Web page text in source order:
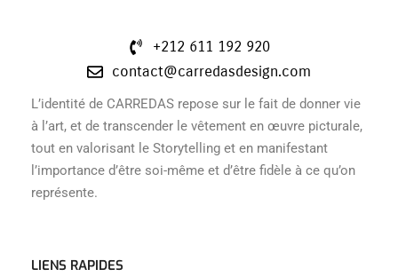
+212 611 192 920
contact@carredasdesign.com
L’identité de CARREDAS repose sur le fait de donner vie
à l’art, et de transcender le vêtement en œuvre picturale,
tout en valorisant le Storytelling et en manifestant
l’importance d’être soi-même et d’être fidèle à ce qu’on
représente.
LIENS RAPIDES